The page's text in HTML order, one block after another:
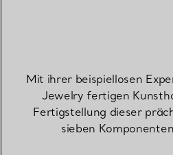
Mit ihrer beispiellosen
Jewelry fertigen
Fertigstellung dieser
sieben